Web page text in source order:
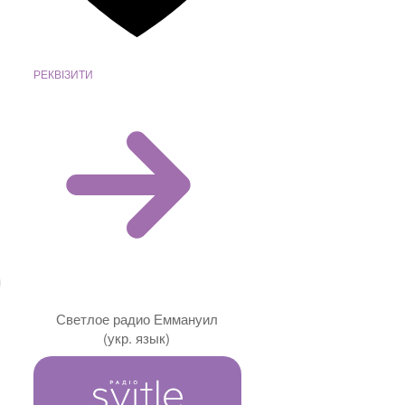
РЕКВІЗИТИ
Светлое радио Еммануил
(укр. язык)